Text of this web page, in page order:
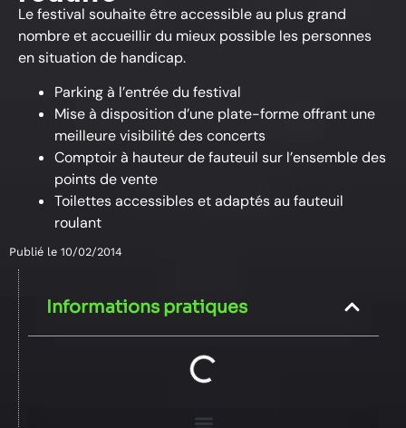
Le festival souhaite être accessible au plus grand
nombre et accueillir du mieux possible les personnes
en situation de handicap.
Parking à l’entrée du festival
Mise à disposition d’une plate-forme offrant une
meilleure visibilité des concerts
Comptoir à hauteur de fauteuil sur l’ensemble des
points de vente
Toilettes accessibles et adaptés au fauteuil
roulant
Publié le 10/02/2014
Informations pratiques